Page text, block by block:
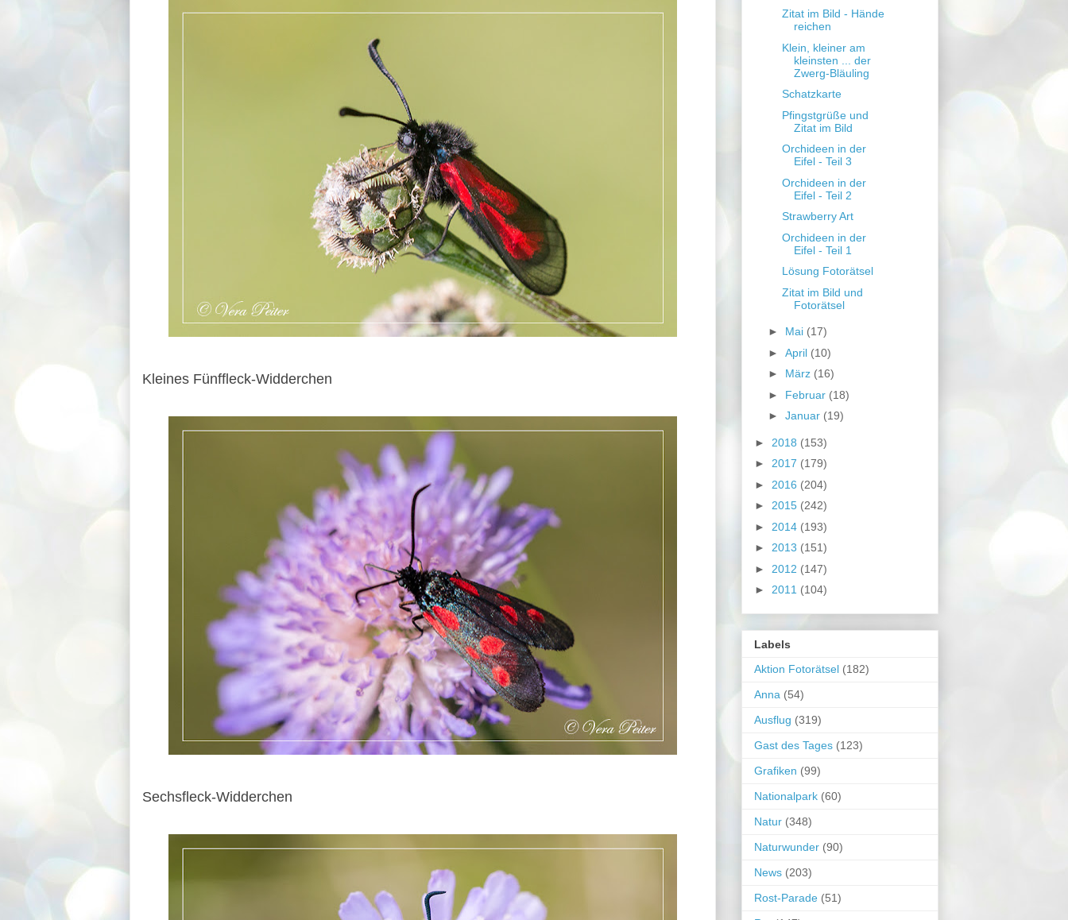
Kleines Fünffleck-Widderchen
Sechsfleck-Widderchen
Zitat im Bild - Hände
reichen
Klein, kleiner am
kleinsten ... der
Zwerg-Bläuling
Schatzkarte
Pfingstgrüße und
Zitat im Bild
Orchideen in der
Eifel - Teil 3
Orchideen in der
Eifel - Teil 2
Strawberry Art
Orchideen in der
Eifel - Teil 1
Lösung Fotorätsel
Zitat im Bild und
Fotorätsel
► Mai (17)
► April (10)
► März (16)
► Februar (18)
► Januar (19)
► 2018 (153)
► 2017 (179)
► 2016 (204)
► 2015 (242)
► 2014 (193)
► 2013 (151)
► 2012 (147)
► 2011 (104)
Labels
Aktion Fotorätsel (182)
Anna (54)
Ausflug (319)
Gast des Tages (123)
Grafiken (99)
Nationalpark (60)
Natur (348)
Naturwunder (90)
News (203)
Rost-Parade (51)